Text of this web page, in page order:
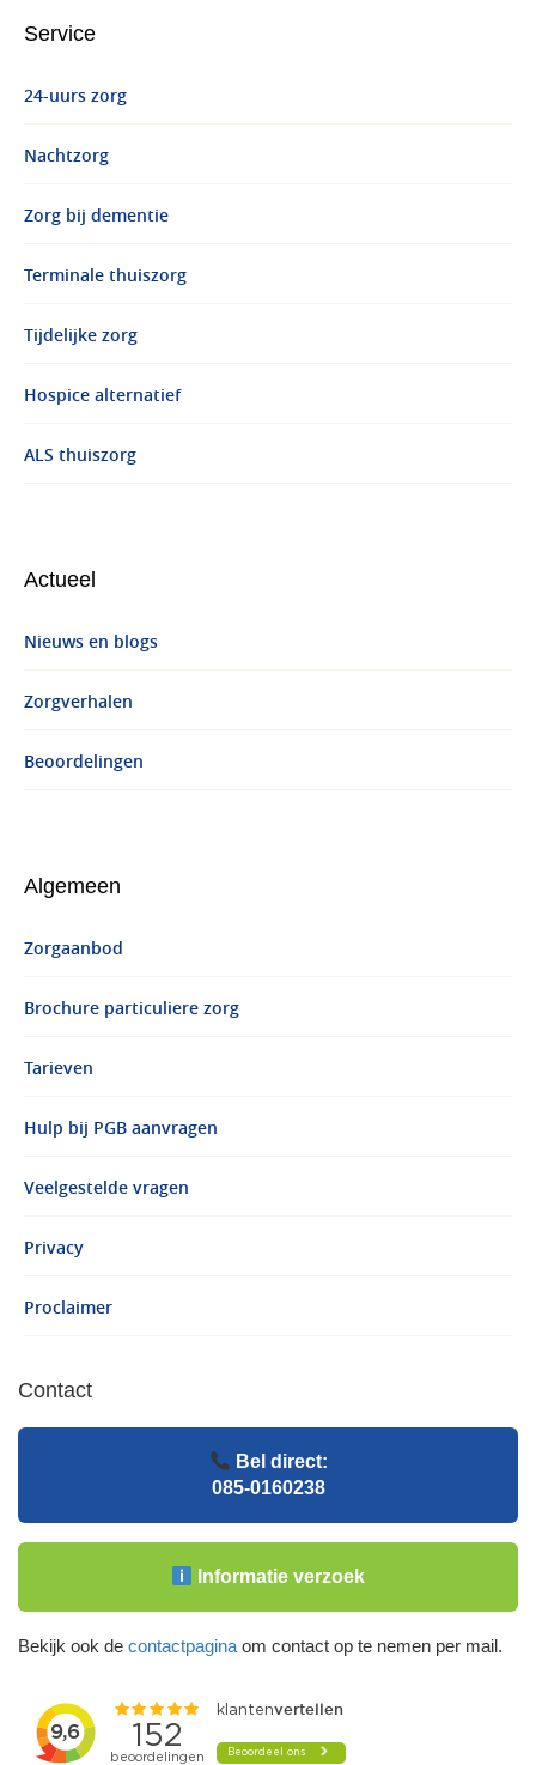
Service
24-uurs zorg
Nachtzorg
Zorg bij dementie
Terminale thuiszorg
Tijdelijke zorg
Hospice alternatief
ALS thuiszorg
Actueel
Nieuws en blogs
Zorgverhalen
Beoordelingen
Algemeen
Zorgaanbod
Brochure particuliere zorg
Tarieven
Hulp bij PGB aanvragen
Veelgestelde vragen
Privacy
Proclaimer
Contact
Bel direct:
085-0160238
Informatie verzoek
Bekijk ook de contactpagina om contact op te nemen per mail.